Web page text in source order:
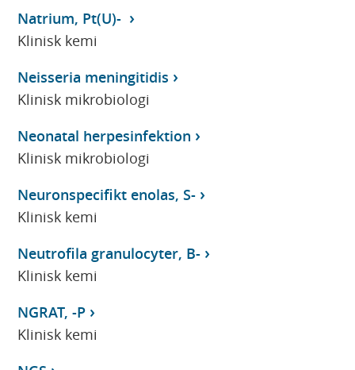
Natrium, Pt(U)-
Klinisk kemi
Neisseria meningitidis
Klinisk mikrobiologi
Neonatal herpesinfektion
Klinisk mikrobiologi
Neuronspecifikt enolas, S-
Klinisk kemi
Neutrofila granulocyter, B-
Klinisk kemi
NGRAT, -P
Klinisk kemi